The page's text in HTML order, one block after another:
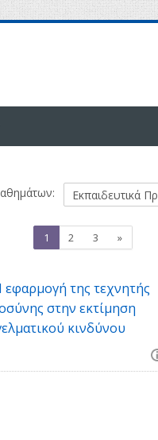
1 (τρέχων)
2 3 »Επόμενο
εφαρμογή της τεχνητής
στην εκτίμηση
κινδύνου